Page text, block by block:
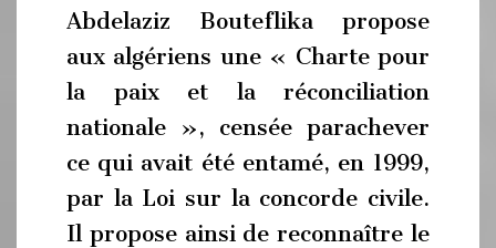
Abdelaziz Bouteflika propose
aux algériens une « Charte pour
la paix et la réconciliation
nationale », censée parachever
ce qui avait été entamé, en 1999,
par la Loi sur la concorde civile.
Il propose ainsi de reconnaître le